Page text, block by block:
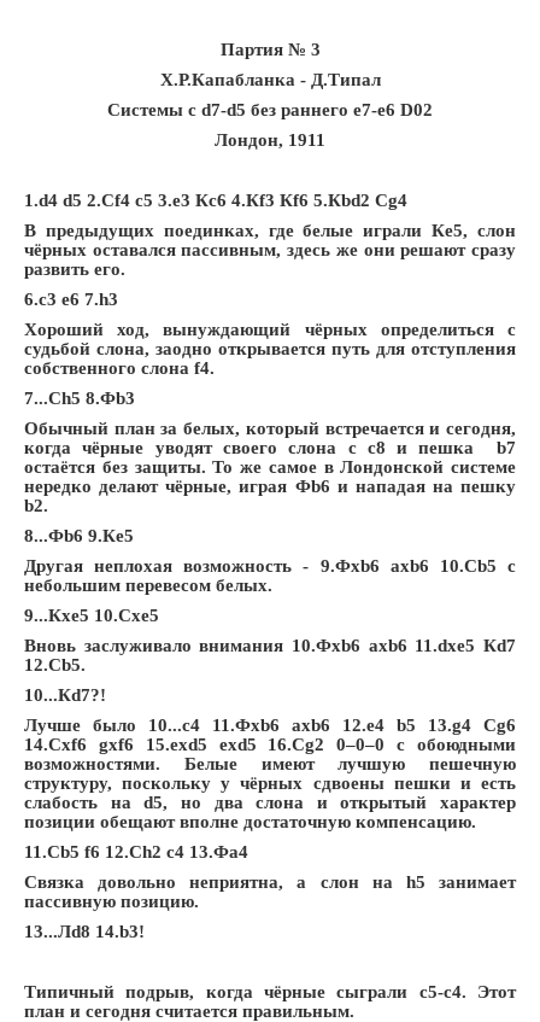
Партия № 3
Х.Р.Капабланка - Д.Типал
Системы с d7-d5 без раннего е7-e6 D02
Лондон, 1911
1.d4 d5 2.Сf4 c5 3.e3 Кc6 4.Кf3 Кf6 5.Кbd2 Сg4
В предыдущих поединках, где белые играли Кe5, слон
чёрных оставался пассивным, здесь же они решают сразу
развить его.
6.c3 e6 7.h3
Хороший ход, вынуждающий чёрных определиться с
судьбой слона, заодно открывается путь для отступления
собственного слона f4.
7...Сh5 8.Фb3
Обычный план за белых, который встречается и сегодня,
когда чёрные уводят своего слона с c8 и пешка b7
остаётся без защиты. То же самое в Лондонской системе
нередко делают чёрные, играя Фb6 и нападая на пешку
b2.
8...Фb6 9.Кe5
Другая неплохая возможность - 9.Фxb6 axb6 10.Сb5 с
небольшим перевесом белых.
9...Кxe5 10.Сxe5
Вновь заслуживало внимания 10.Фxb6 axb6 11.dxe5 Кd7
12.Сb5.
10...Кd7?!
Лучше было 10...c4 11.Фxb6 axb6 12.e4 b5 13.g4 Сg6
14.Сxf6 gxf6 15.exd5 exd5 16.Сg2 0–0–0 с обоюдными
возможностями. Белые имеют лучшую пешечную
структуру, поскольку у чёрных сдвоены пешки и есть
слабость на d5, но два слона и открытый характер
позиции обещают вполне достаточную компенсацию.
11.Сb5 f6 12.Сh2 c4 13.Фa4
Связка довольно неприятна, а слон на h5 занимает
пассивную позицию.
13...Лd8 14.b3!
Типичный подрыв, когда чёрные сыграли с5-с4. Этот
план и сегодня считается правильным.